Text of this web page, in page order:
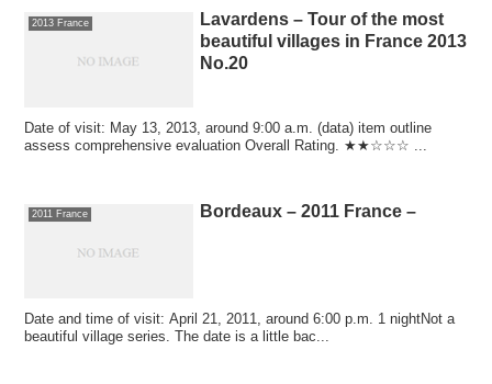
2013 France
Lavardens – Tour of the most
beautiful villages in France 2013
No.20
Date of visit: May 13, 2013, around 9:00 a.m. (data) item outline
assess comprehensive evaluation Overall Rating. ★★☆☆☆ ...
2011 France Bordeaux – 2011 France –
Date and time of visit: April 21, 2011, around 6:00 p.m. 1 nightNot a
beautiful village series. The date is a little bac...